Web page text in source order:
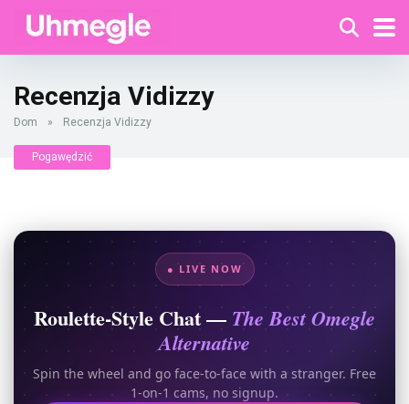
Recenzja Vidizzy
Dom » Recenzja Vidizzy
Pogawędzić
● LIVE NOW
Roulette-Style Chat — The Best Omegle
Alternative
Spin the wheel and go face-to-face with a stranger. Free
1-on-1 cams, no signup.